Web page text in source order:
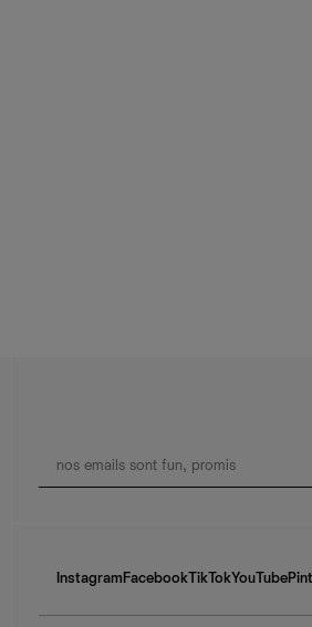
Instagram FacebookTikTokYouTube